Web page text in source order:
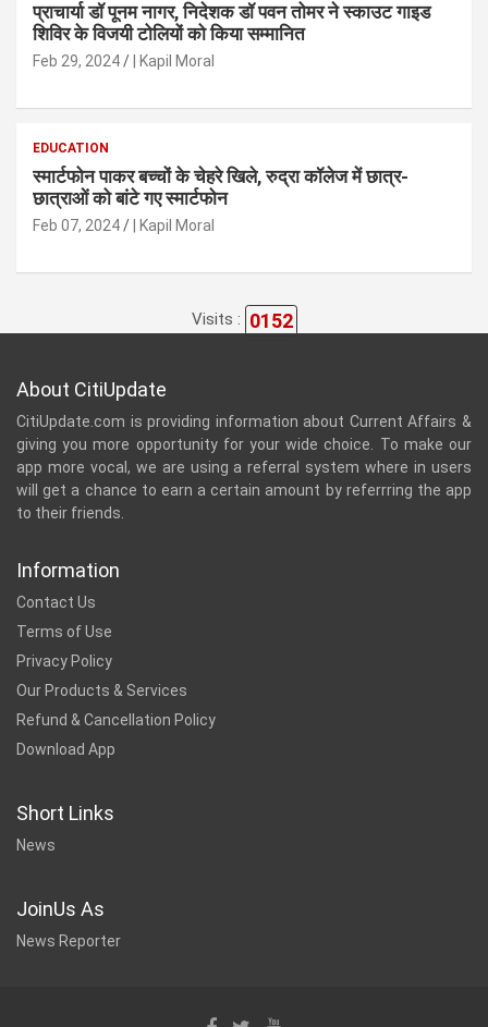
प्राचार्या डॉ पूनम नागर, निदेशक डॉ पवन तोमर ने स्काउट गाइड
शिविर के विजयी टोलियों को किया सम्मानित
Feb 29, 2024 | Kapil Moral
EDUCATION
स्मार्टफोन पाकर बच्चों के चेहरे खिले, रुद्रा कॉलेज में छात्र-
छात्राओं को बांटे गए स्मार्टफोन
Feb 07, 2024 | Kapil Moral
Visits : 0152
About CitiUpdate
CitiUpdate.com is providing information about Current Affairs &
giving you more opportunity for your wide choice. To make our
app more vocal, we are using a referral system where in users
will get a chance to earn a certain amount by referrring the app
to their friends.
Information
Contact Us
Terms of Use
Privacy Policy
Our Products & Services
Refund & Cancellation Policy
Download App
Short Links
News
JoinUs As
News Reporter